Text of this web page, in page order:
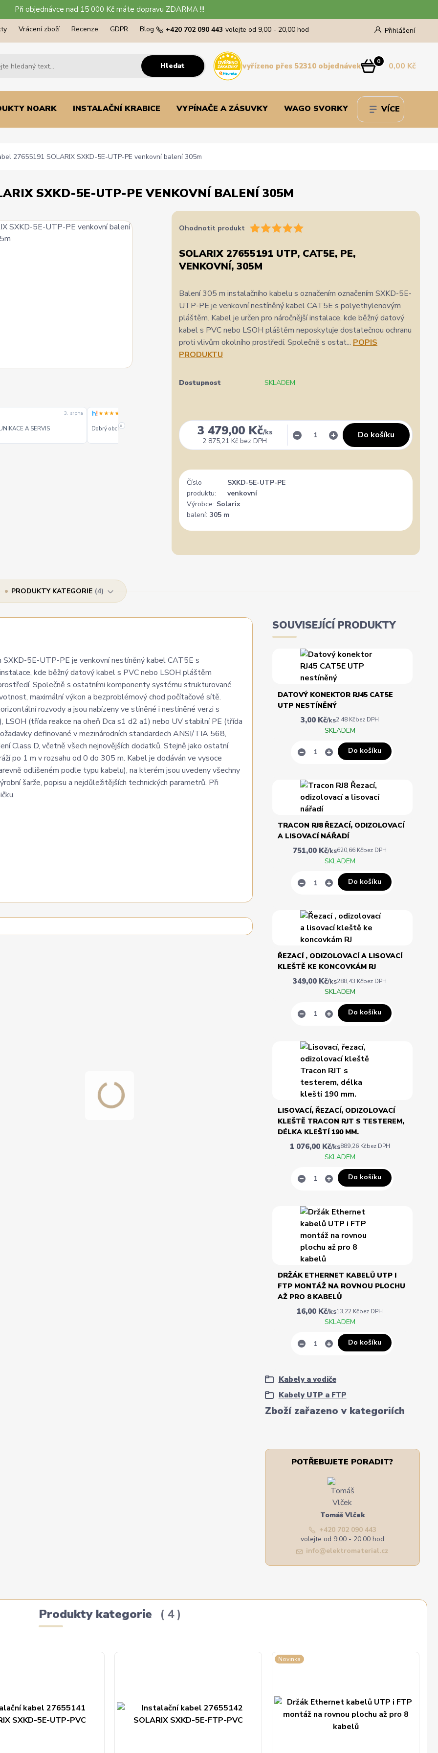
Při objednávce nad 15 000 Kč máte dopravu ZDARMA !!!
Vrácení zboží Recenze GDPR Blog Přihlášení
Hledat
+420 702 090 443 volejte od 9,00 - 20,00 hod
0 0,00 Kč
vyřízeno přes 52310 objednávek
NOARK INSTALAČNÍ KRABICE VYPÍNAČE A ZÁSUVKY WAGO SVORKY VÍCE
27655191 SOLARIX SXKD-5E-UTP-PE venkovní balení 305m
SXKD-5E-UTP-PE VENKOVNÍ BALENÍ 305M
3. srpna
A SERVIS
★★★★★
Dobrý obchod dobré ceny - doporučuji. rychlost a kvalitu objednavky
zatím se mi zdá z několika
nejlepších
»
Ohodnotit produkt
SOLARIX 27655191 UTP, CAT5E, PE,
VENKOVNÍ, 305M
Balení 305 m instalačního kabelu s označením označením SXKD-5E-
UTP-PE je venkovní nestíněný kabel CAT5E s polyethylenovým
pláštěm. Kabel je určen pro náročnější instalace, kde běžný datový
kabel s PVC nebo LSOH pláštěm neposkytuje dostatečnou ochranu
proti vlivům okolního prostředí. Společně s ostat... POPIS
PRODUKTU
Dostupnost SKLADEM
3 479,00 Kč/ks
2 875,21 Kč bez DPH
Do košíku
Číslo
produktu:
SXKD-5E-UTP-PE
venkovní
Výrobce: Solarix
balení: 305 m
PRODUKTY KATEGORIE 4
5E-UTP-PE je venkovní nestíněný kabel CAT5E s
kde běžný datový kabel s PVC nebo LSOH pláštěm
Společně s ostatními komponenty systému strukturované
maximální výkon a bezproblémový chod počítačové sítě.
rozvody a jsou nabízeny ve stíněné i nestíněné verzi s
(třída reakce na oheň Dca s1 d2 a1) nebo UV stabilní PE (třída
definované v mezinárodních standardech ANSI/TIA 568,
Class D, včetně všech nejnovějších dodatků. Stejně jako ostatní
po 1 m v rozsahu od 0 do 305 m. Kabel je dodáván ve vysoce
odlišeném podle typu kabelu), na kterém jsou uvedeny všechny
šarže, popisu a nejdůležitějších technických parametrů. Při
Zboží zařazeno v kategoriích
Kabely a vodiče
Kabely UTP a FTP
SOUVISEJÍCÍ PRODUKTY
DATOVÝ KONEKTOR RJ45 CAT5E
UTP NESTÍNĚNÝ
3,00 Kč/ks2,48 Kčbez DPH
SKLADEM
Do košíku
TRACON RJ8 ŘEZACÍ, ODIZOLOVACÍ
A LISOVACÍ NÁŘADÍ
751,00 Kč/ks620,66 Kčbez DPH
SKLADEM
Do košíku
ŘEZACÍ , ODIZOLOVACÍ A LISOVACÍ
KLEŠTĚ KE KONCOVKÁM RJ
349,00 Kč/ks288,43 Kčbez DPH
SKLADEM
Do košíku
LISOVACÍ, ŘEZACÍ, ODIZOLOVACÍ
KLEŠTĚ TRACON RJT S TESTEREM,
DÉLKA KLEŠTÍ 190 MM.
1 076,00 Kč/ks889,26 Kčbez DPH
SKLADEM
Do košíku
DRŽÁK ETHERNET KABELŮ UTP I
FTP MONTÁŽ NA ROVNOU PLOCHU
AŽ PRO 8 KABELŮ
16,00 Kč/ks13,22 Kčbez DPH
SKLADEM
Do košíku
POTŘEBUJETE PORADIT?
Tomáš Vlček
+420 702 090 443
volejte od 9,00 - 20,00 hod
info@elektromaterial.cz
Produkty kategorie 4
Novinka